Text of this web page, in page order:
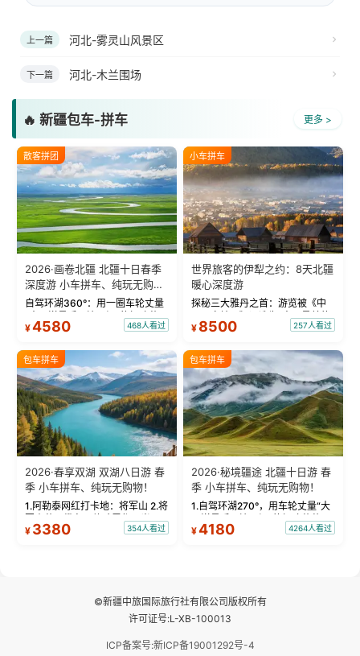
上一篇 河北-雾灵山风景区
下一篇 河北-木兰围场
🔥 新疆包车-拼车 更多 >
散客拼团
2026·画卷北疆 北疆十日春季
深度游 小车拼车、纯玩无购
物！
自驾环湖360°：用一圈车轮丈量
“大西洋最后一滴眼泪”的极致蔚
蓝。 赛湖旅拍：甄选多款风格服
绝美瞬间。 赛湖坦克300跟车视
频：专业摄影师...
¥4580 468人看过
小车拼车
世界旅客的伊犁之约：8天北疆
暖心深度游
探秘三大雅丹之首：游览被《中
国国家地理》评选为“中国最美的
三大雅丹”第一名的克拉玛依魔鬼
瓦人最大村落——禾木村，欣赏
晨雾与小木...
¥ 8500 257人看过
包车拼车
2026·春享双湖 双湖八日游 春
季 小车拼车、纯玩无购物！
1.阿勒泰网红打卡地：将军山 2.将
军山落日缆车，体验雪都风光 3.
将军山，夕阳派对，蹦迪party 4.
¥ 3380 354人看过
包车拼车
2026·秘境疆途 北疆十日游 春
季 小车拼车、纯玩无购物！
1.自驾环湖270°，用车轮丈量“大
西洋最后一滴眼泪”的极致蔚蓝，
让雪山、花海与深邃湖水在转弯
¥4180 4264人看过
©新疆中旅国际旅行社有限公司版权所有
许可证号:L-XB-100013
ICP备案号:新ICP备19001292号-4